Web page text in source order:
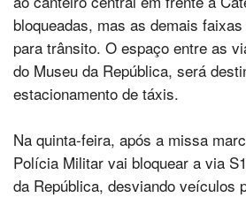
bloqueadas, mas as demais
para trânsito. O espaço entre as
do Museu da República, será
estacionamento de táxis.
Na quinta-feira, após a missa
Polícia Militar vai bloquear a via
da República, desviando veículos